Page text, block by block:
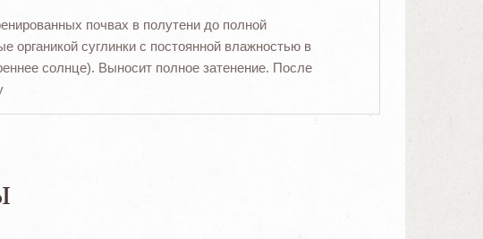
почвах в полутени до полной
органикой суглинки с постоянной влажностью в
солнце). Выносит полное затенение. После